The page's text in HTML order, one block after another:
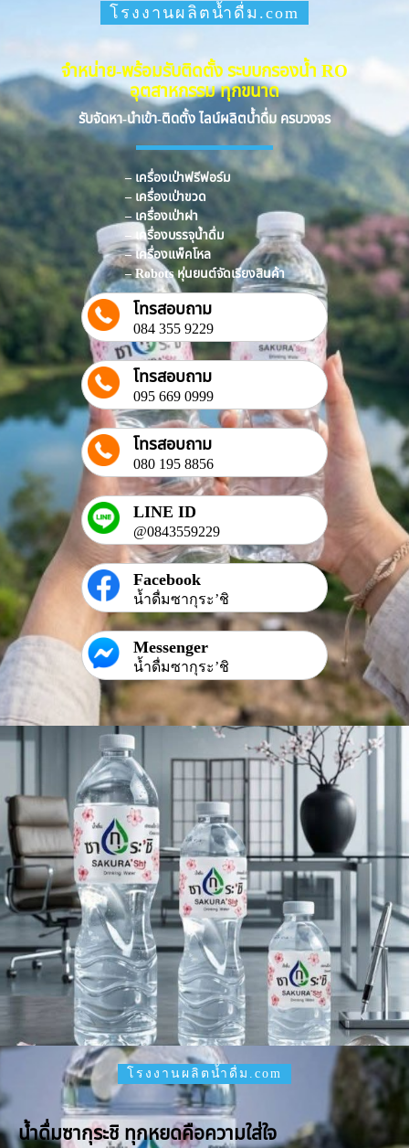
โรงงานผลิตน้ำดื่ม.com
จำหน่าย-พร้อมรับติดตั้ง ระบบกรองน้ำ RO
อุตสาหกรรม ทุกขนาด
รับจัดหา-นำเข้า-ติดตั้ง ไลน์ผลิตน้ำดื่ม ครบวงจร
– เครื่องเป่าฟรีฟอร์ม
– เครื่องเป่าขวด
– เครื่องเป่าฝา
– เครื่องบรรจุน้ำดื่ม
– เครื่องแพ็คโหล
– Robots หุ่นยนต์จัดเรียงสินค้า
โทรสอบถาม
084 355 9229
โทรสอบถาม
095 669 0999
โทรสอบถาม
080 195 8856
LINE ID
@0843559229
Facebook
น้ำดื่มซากุระ’ชิ
Messenger
น้ำดื่มซากุระ’ชิ
โรงงานผลิตน้ำดื่ม.com
น้ำดื่มซากุระชิ ทุกหยดคือความใส่ใจ